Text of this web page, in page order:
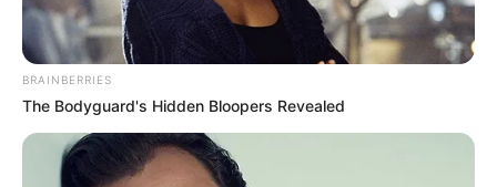
BRAINBERRIES
The Bodyguard's Hidden Bloopers Revealed